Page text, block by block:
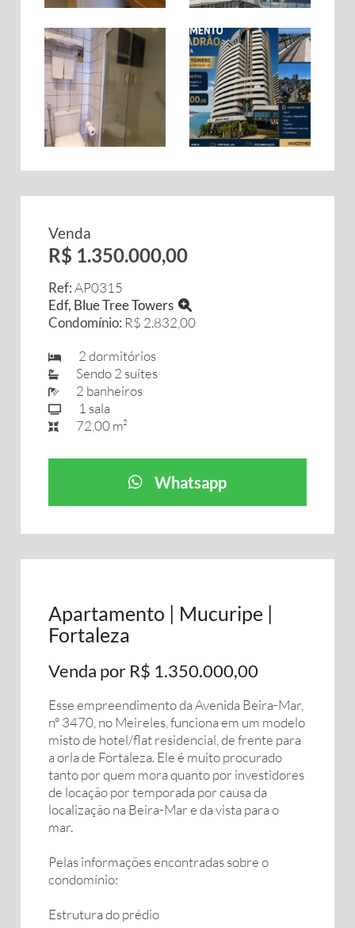
Venda
R$ 1.350.000,00
Ref:AP0315
Edf, Blue Tree Towers
Condomínio: R$ 2.832,00
2 dormitórios
Sendo 2 suítes
2 banheiros
1 sala
72,00 m²
Whatsapp
Apartamento | Mucuripe |
Fortaleza
Venda por R$ 1.350.000,00
Esse empreendimento da Avenida Beira-Mar,
nº 3470, no Meireles, funciona em um modelo
misto de hotel/flat residencial, de frente para
a orla de Fortaleza. Ele é muito procurado
tanto por quem mora quanto por investidores
de locação por temporada por causa da
localização na Beira-Mar e da vista para o
mar.
Pelas informações encontradas sobre o
condomínio:
Estrutura do prédio